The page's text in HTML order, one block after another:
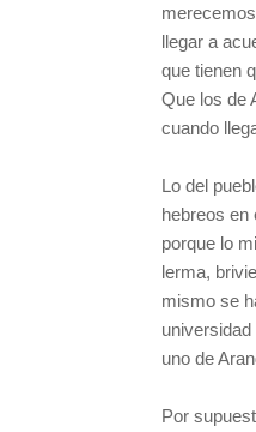
llegar a
que tienen
Que los de
cuando
Lo del
hebreos en
porque lo
lerma,
mismo se
uno de
Por